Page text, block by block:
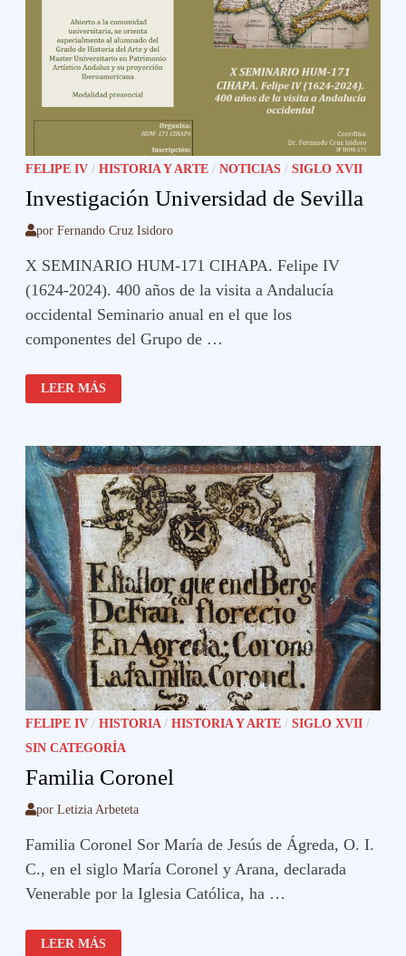
FELIPE IV /HISTORIA Y ARTE /NOTICIAS /SIGLO XVII
Investigación Universidad de Sevilla
porFernando Cruz Isidoro
X SEMINARIO HUM-171 CIHAPA. Felipe IV
(1624-2024). 400 años de la visita a Andalucía
occidental Seminario anual en el que los
componentes del Grupo de …
INVESTIGACIÓN
UNIVERSIDAD
DE
LEER MÁS
FELIPE IV /HISTORIA /HISTORIA Y ARTE /SIGLO XVII /
SIN CATEGORÍA
Familia Coronel
porLetizia Arbeteta
Familia Coronel Sor María de Jesús de Ágreda, O. I.
C., en el siglo María Coronel y Arana, declarada
Venerable por la Iglesia Católica, ha …
FAMILIA
CORONEL
LEER MÁS